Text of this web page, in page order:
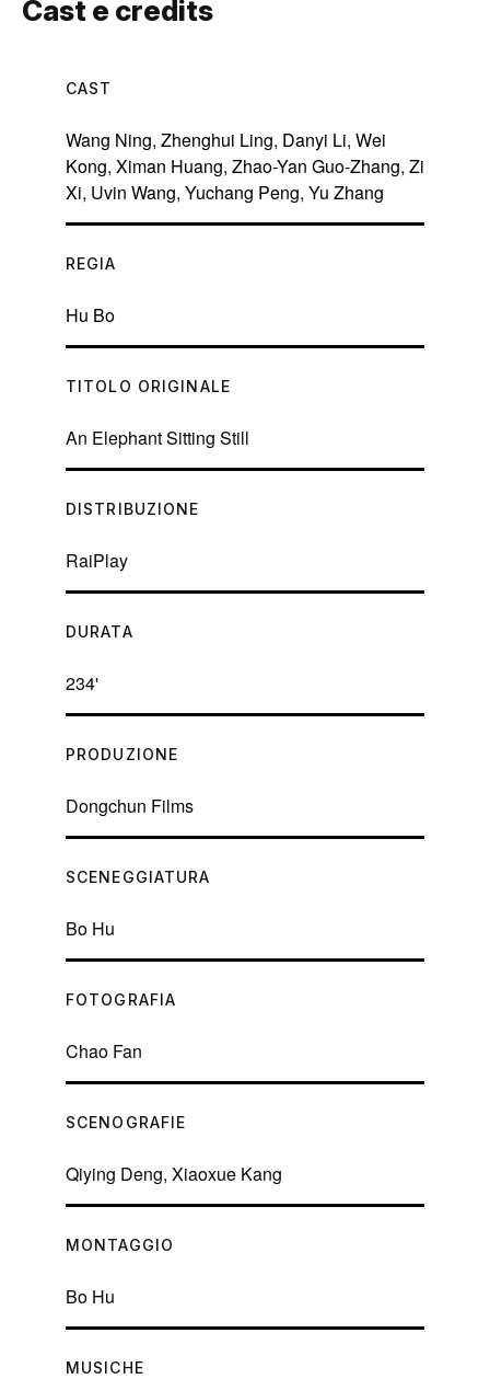
Cast e credits
CAST
Wang Ning, Zhenghui Ling, Danyi Li, Wei
Kong, Ximan Huang, Zhao-Yan Guo-Zhang, Zi
Xi, Uvin Wang, Yuchang Peng, Yu Zhang
REGIA
Hu Bo
TITOLO ORIGINALE
An Elephant Sitting Still
DISTRIBUZIONE
RaiPlay
DURATA
234'
PRODUZIONE
Dongchun Films
SCENEGGIATURA
Bo Hu
FOTOGRAFIA
Chao Fan
SCENOGRAFIE
Qiying Deng, Xiaoxue Kang
MONTAGGIO
Bo Hu
MUSICHE